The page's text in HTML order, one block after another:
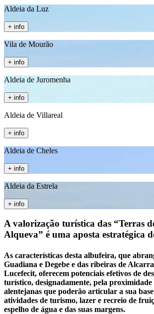
Aldeia da Luz
+ info
Vila de Mourão
+ info
Aldeia de Juromenha
+ info
Aldeia de Villareal
+ info
Aldeia de Cheles
+ info
Aldeia da Estrela
+ info
A valorização turística das “Terras
Alqueva” é uma aposta estratégica
As características desta albufeira, que
Guadiana e Degebe e das ribeiras de
Lucefecit, oferecem potenciais efetivos de
turístico, designadamente, pela proximidade
alentejanas que poderão articular a sua
atividades de turismo, lazer e recreio de
espelho de água e das suas margens.